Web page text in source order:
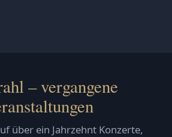
– vergangene
über ein Jahrzehnt Konzerte,